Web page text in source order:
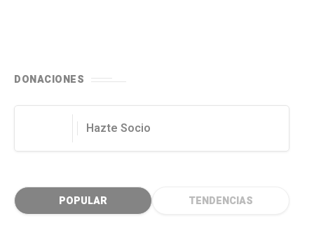
DONACIONES
Hazte Socio
POPULAR TENDENCIAS